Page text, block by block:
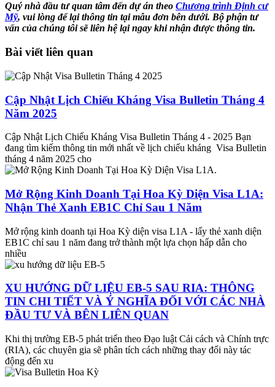
Quý nhà đầu tư quan tâm đến dự án theo Chương trình Định cư
Mỹ, vui lòng để lại thông tin tại mẫu đơn bên dưới. Bộ phận tư
vấn của chúng tôi sẽ liên hệ lại ngay khi nhận được thông tin.
Bài viết liên quan
Cập Nhật Lịch Chiếu Kháng Visa Bulletin Tháng 4
Năm 2025
Cập Nhật Lịch Chiếu Kháng Visa Bulletin Tháng 4 - 2025 Bạn
đang tìm kiếm thông tin mới nhất về lịch chiếu kháng Visa Bulletin
tháng 4 năm 2025 cho
Mở Rộng Kinh Doanh Tại Hoa Kỳ Diện Visa L1A:
Nhận Thẻ Xanh EB1C Chỉ Sau 1 Năm
Mở rộng kinh doanh tại Hoa Kỳ diện visa L1A - lấy thẻ xanh diện
EB1C chỉ sau 1 năm đang trở thành một lựa chọn hấp dẫn cho
nhiều
XU HƯỚNG DỮ LIỆU EB-5 SAU RIA: THÔNG
TIN CHI TIẾT VÀ Ý NGHĨA ĐỐI VỚI CÁC NHÀ
ĐẦU TƯ VÀ BÊN LIÊN QUAN
Khi thị trường EB-5 phát triển theo Đạo luật Cải cách và Chính trực
(RIA), các chuyên gia sẽ phân tích cách những thay đổi này tác
động đến xu